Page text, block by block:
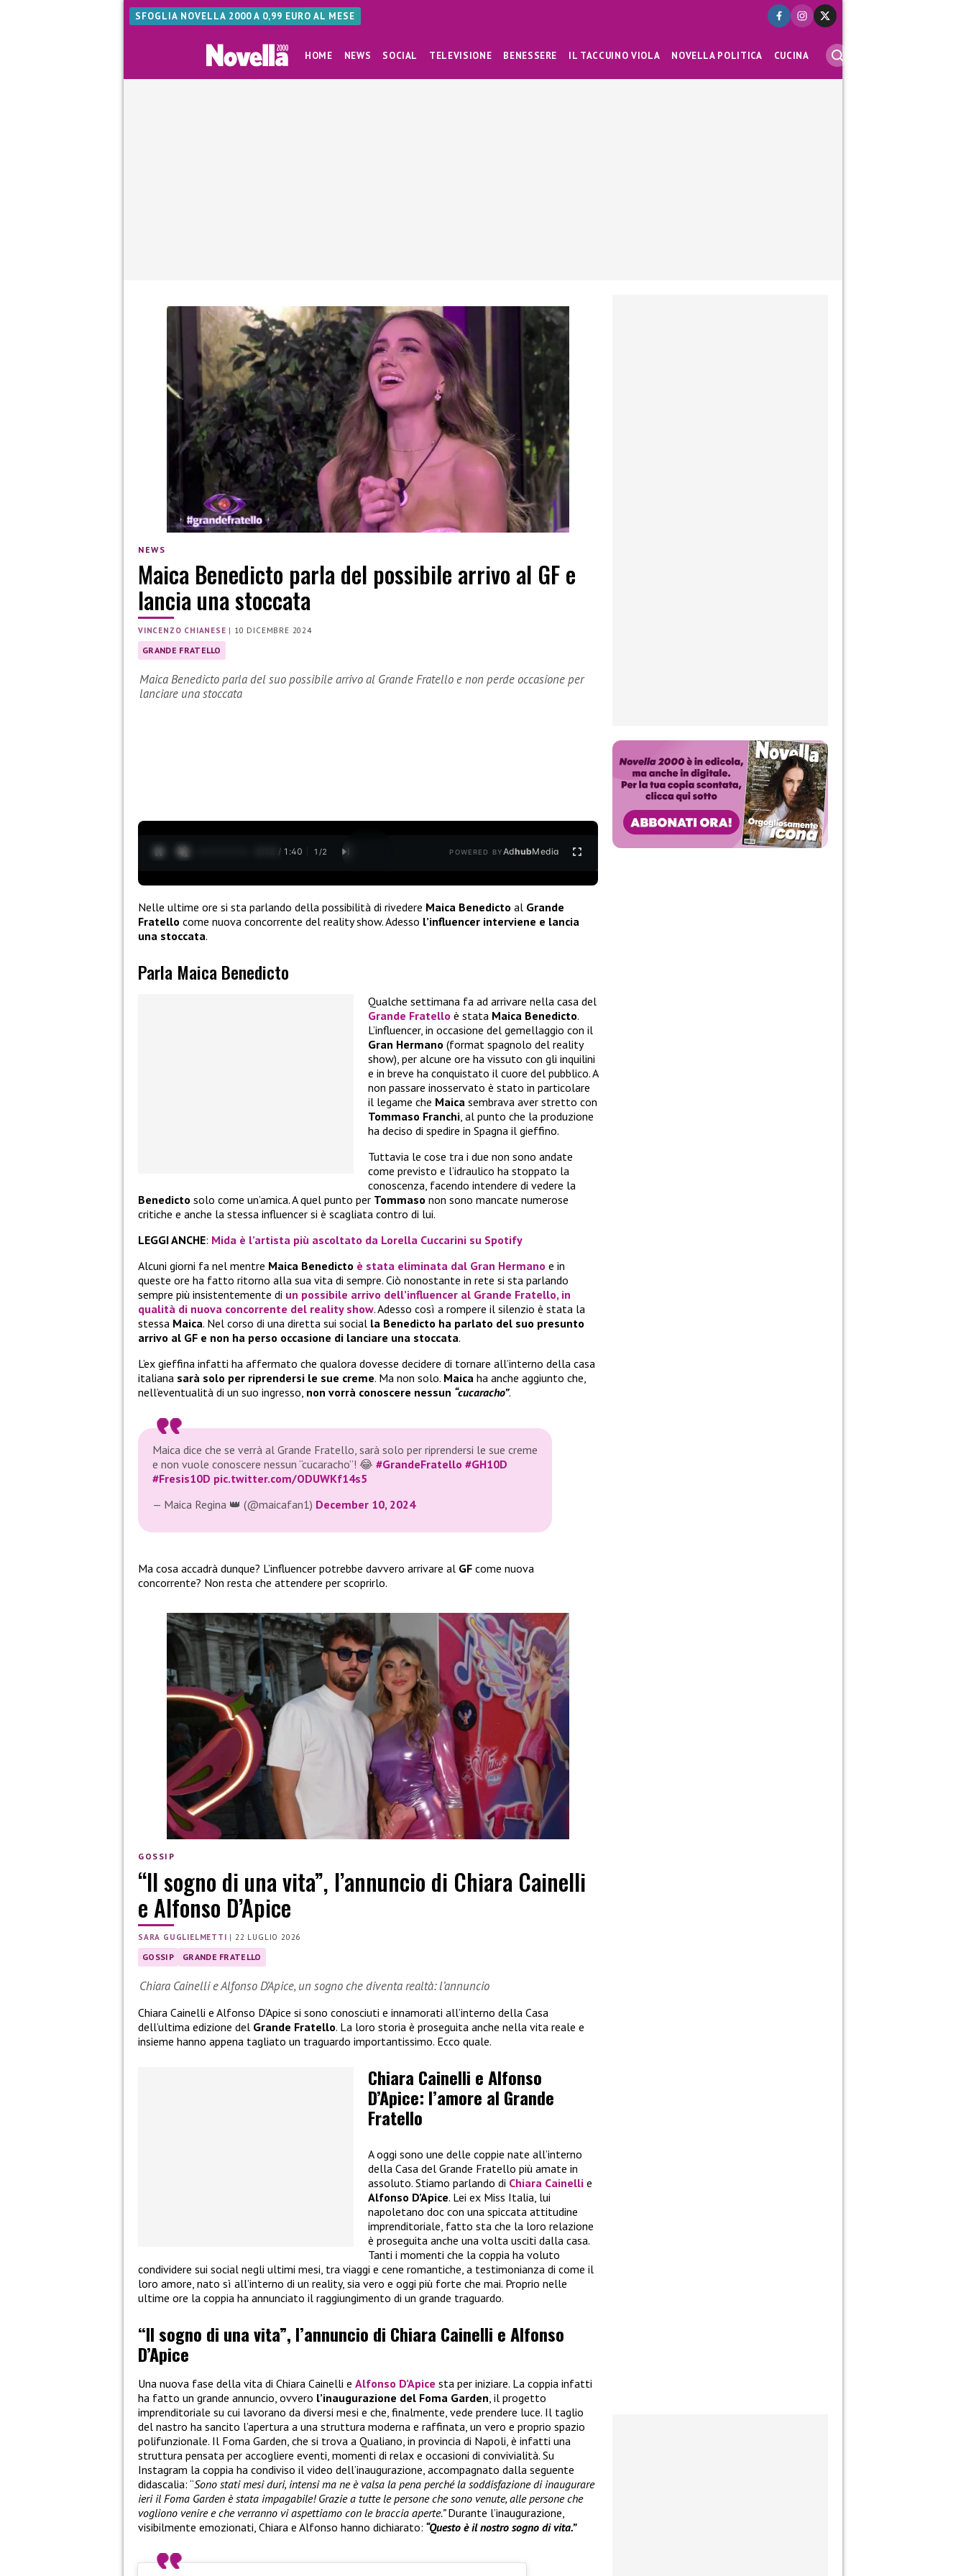
SFOGLIA NOVELLA 2000 A 0,99 EURO AL MESE
HOME NEWS SOCIAL TELEVISIONE BENESSERE IL TACCUINO VIOLA NOVELLA POLITICA CUCINA
NEWS
Maica Benedicto parla del possibile arrivo al GF e
lancia una stoccata
VINCENZO CHIANESE | 10 DICEMBRE 2024
GRANDE FRATELLO
Maica Benedicto parla del suo possibile arrivo al Grande Fratello e non perde occasione per
lanciare una stoccata
0:13 / 1:40 1 /2 POWERED BYAdhubMedia
Nelle ultime ore si sta parlando della possibilità di rivedere Maica Benedicto al Grande
Fratello come nuova concorrente del reality show. Adesso l’influencer interviene e lancia
una stoccata.
Parla Maica Benedicto
Qualche settimana fa ad arrivare nella casa del
Grande Fratello è stata Maica Benedicto.
L’influencer, in occasione del gemellaggio con il
Gran Hermano (format spagnolo del reality
show), per alcune ore ha vissuto con gli inquilini
e in breve ha conquistato il cuore del pubblico. A
non passare inosservato è stato in particolare
il legame che Maica sembrava aver stretto con
Tommaso Franchi, al punto che la produzione
ha deciso di spedire in Spagna il gieffino.
Tuttavia le cose tra i due non sono andate
come previsto e l’idraulico ha stoppato la
conoscenza, facendo intendere di vedere la
Benedicto solo come un’amica. A quel punto per Tommaso non sono mancate numerose
critiche e anche la stessa influencer si è scagliata contro di lui.
LEGGI ANCHE: Mida è l’artista più ascoltato da Lorella Cuccarini su Spotify
Alcuni giorni fa nel mentre Maica Benedicto è stata eliminata dal Gran Hermano e in
queste ore ha fatto ritorno alla sua vita di sempre. Ciò nonostante in rete si sta parlando
sempre più insistentemente di un possibile arrivo dell’influencer al Grande Fratello, in
qualità di nuova concorrente del reality show. Adesso così a rompere il silenzio è stata la
stessa Maica. Nel corso di una diretta sui social la Benedicto ha parlato del suo presunto
arrivo al GF e non ha perso occasione di lanciare una stoccata.
L’ex gieffina infatti ha affermato che qualora dovesse decidere di tornare all’interno della casa
italiana sarà solo per riprendersi le sue creme. Ma non solo. Maica ha anche aggiunto che,
nell’eventualità di un suo ingresso, non vorrà conoscere nessun “cucaracho”.
Maica dice che se verrà al Grande Fratello, sarà solo per riprendersi le sue creme
e non vuole conoscere nessun “cucaracho”! 😂 #GrandeFratello #GH10D
#Fresis10D pic.twitter.com/ODUWKf14s5
— Maica Regina 👑 (@maicafan1) December 10, 2024
Ma cosa accadrà dunque? L’influencer potrebbe davvero arrivare al GF come nuova
concorrente? Non resta che attendere per scoprirlo.
GOSSIP
“Il sogno di una vita”, l’annuncio di Chiara Cainelli
e Alfonso D’Apice
SARA GUGLIELMETTI |22 LUGLIO 2026
GOSSIP GRANDE FRATELLO
Chiara Cainelli e Alfonso D’Apice, un sogno che diventa realtà: l’annuncio
Chiara Cainelli e Alfonso D’Apice si sono conosciuti e innamorati all’interno della Casa
dell’ultima edizione del Grande Fratello. La loro storia è proseguita anche nella vita reale e
insieme hanno appena tagliato un traguardo importantissimo. Ecco quale.
Chiara Cainelli e Alfonso
D’Apice: l’amore al Grande
Fratello
A oggi sono une delle coppie nate all’interno
della Casa del Grande Fratello più amate in
assoluto. Stiamo parlando di Chiara Cainelli e
Alfonso D’Apice. Lei ex Miss Italia, lui
napoletano doc con una spiccata attitudine
imprenditoriale, fatto sta che la loro relazione
è proseguita anche una volta usciti dalla casa.
Tanti i momenti che la coppia ha voluto
condividere sui social negli ultimi mesi, tra viaggi e cene romantiche, a testimonianza di come il
loro amore, nato sì all’interno di un reality, sia vero e oggi più forte che mai. Proprio nelle
ultime ore la coppia ha annunciato il raggiungimento di un grande traguardo.
“Il sogno di una vita”, l’annuncio di Chiara Cainelli e Alfonso
D’Apice
Una nuova fase della vita di Chiara Cainelli e Alfonso D’Apice sta per iniziare. La coppia infatti
ha fatto un grande annuncio, ovvero l’inaugurazione del Foma Garden, il progetto
imprenditoriale su cui lavorano da diversi mesi e che, finalmente, vede prendere luce. Il taglio
del nastro ha sancito l’apertura a una struttura moderna e raffinata, un vero e proprio spazio
polifunzionale. Il Foma Garden, che si trova a Qualiano, in provincia di Napoli, è infatti una
struttura pensata per accogliere eventi, momenti di relax e occasioni di convivialità. Su
Instagram la coppia ha condiviso il video dell’inaugurazione, accompagnato dalla seguente
didascalia: “Sono stati mesi duri, intensi ma ne è valsa la pena perché la soddisfazione di inaugurare
ieri il Foma Garden è stata impagabile! Grazie a tutte le persone che sono venute, alle persone che
vogliono venire e che verranno vi aspettiamo con le braccia aperte.”Durante l’inaugurazione,
visibilmente emozionati, Chiara e Alfonso hanno dichiarato: “Questo è il nostro sogno di vita.”